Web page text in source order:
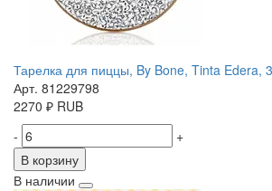
Тарелка для пиццы, By Bone, Tinta Edera,
Арт. 81229798
2270 ₽ RUB
-
+
В корзину
В наличии